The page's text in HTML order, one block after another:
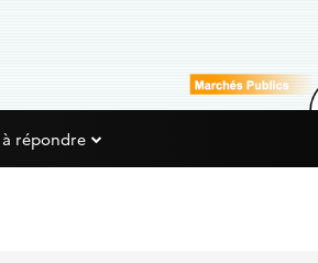
répondre